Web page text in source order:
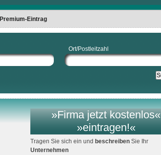
Premium-Eintrag
Ort/Postleitzahl
»Firma jetzt kostenlos«
»eintragen!«
Tragen Sie sich ein und beschreibenSie Ihr
Unternehmen